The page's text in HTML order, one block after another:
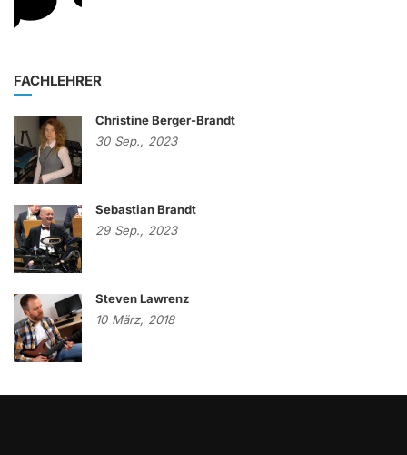
FACHLEHRER
Christine Berger-Brandt
30 Sep., 2023
Sebastian Brandt
29 Sep., 2023
Steven Lawrenz
10 März, 2018